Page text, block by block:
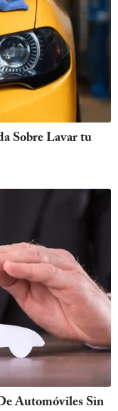
Sobre Lavar tu
Automóviles Sin